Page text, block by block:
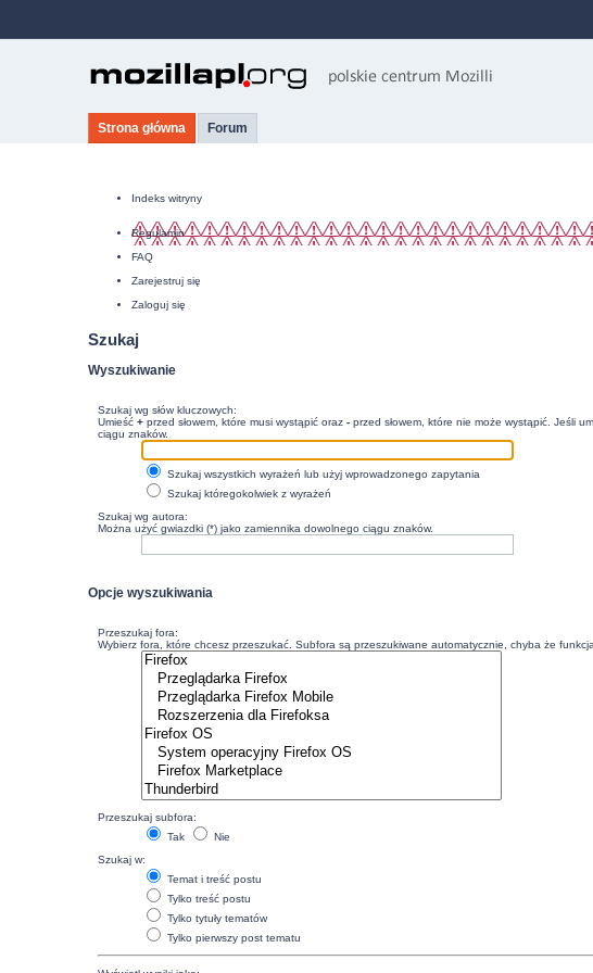
Strona główna Forum
Indeks witryny
Regulamin
FAQ
Zarejestruj się
Zaloguj się
Szukaj
Wyszukiwanie
Szukaj wg słów kluczowych:
Umieść+ przed słowem, które musi wystąpić oraz- przed słowem, które nie może wystąpić. Jeśli
ciągu znaków.
Szukaj wszystkich wyrażeń lub użyj wprowadzonego zapytania
Szukaj któregokolwiek z wyrażeń
Szukaj wg autora:
Można użyć gwiazdki (*) jako zamiennika dowolnego ciągu znaków.
Opcje wyszukiwania
Przeszukaj fora:
Wybierz fora, które chcesz przeszukać. Subfora są przeszukiwane automatycznie, chyba że funkcja
Przeszukaj subfora:
Tak
Nie
Szukaj w:
Temat i treść postu
Tylko treść postu
Tylko tytuły tematów
Tylko pierwszy post tematu